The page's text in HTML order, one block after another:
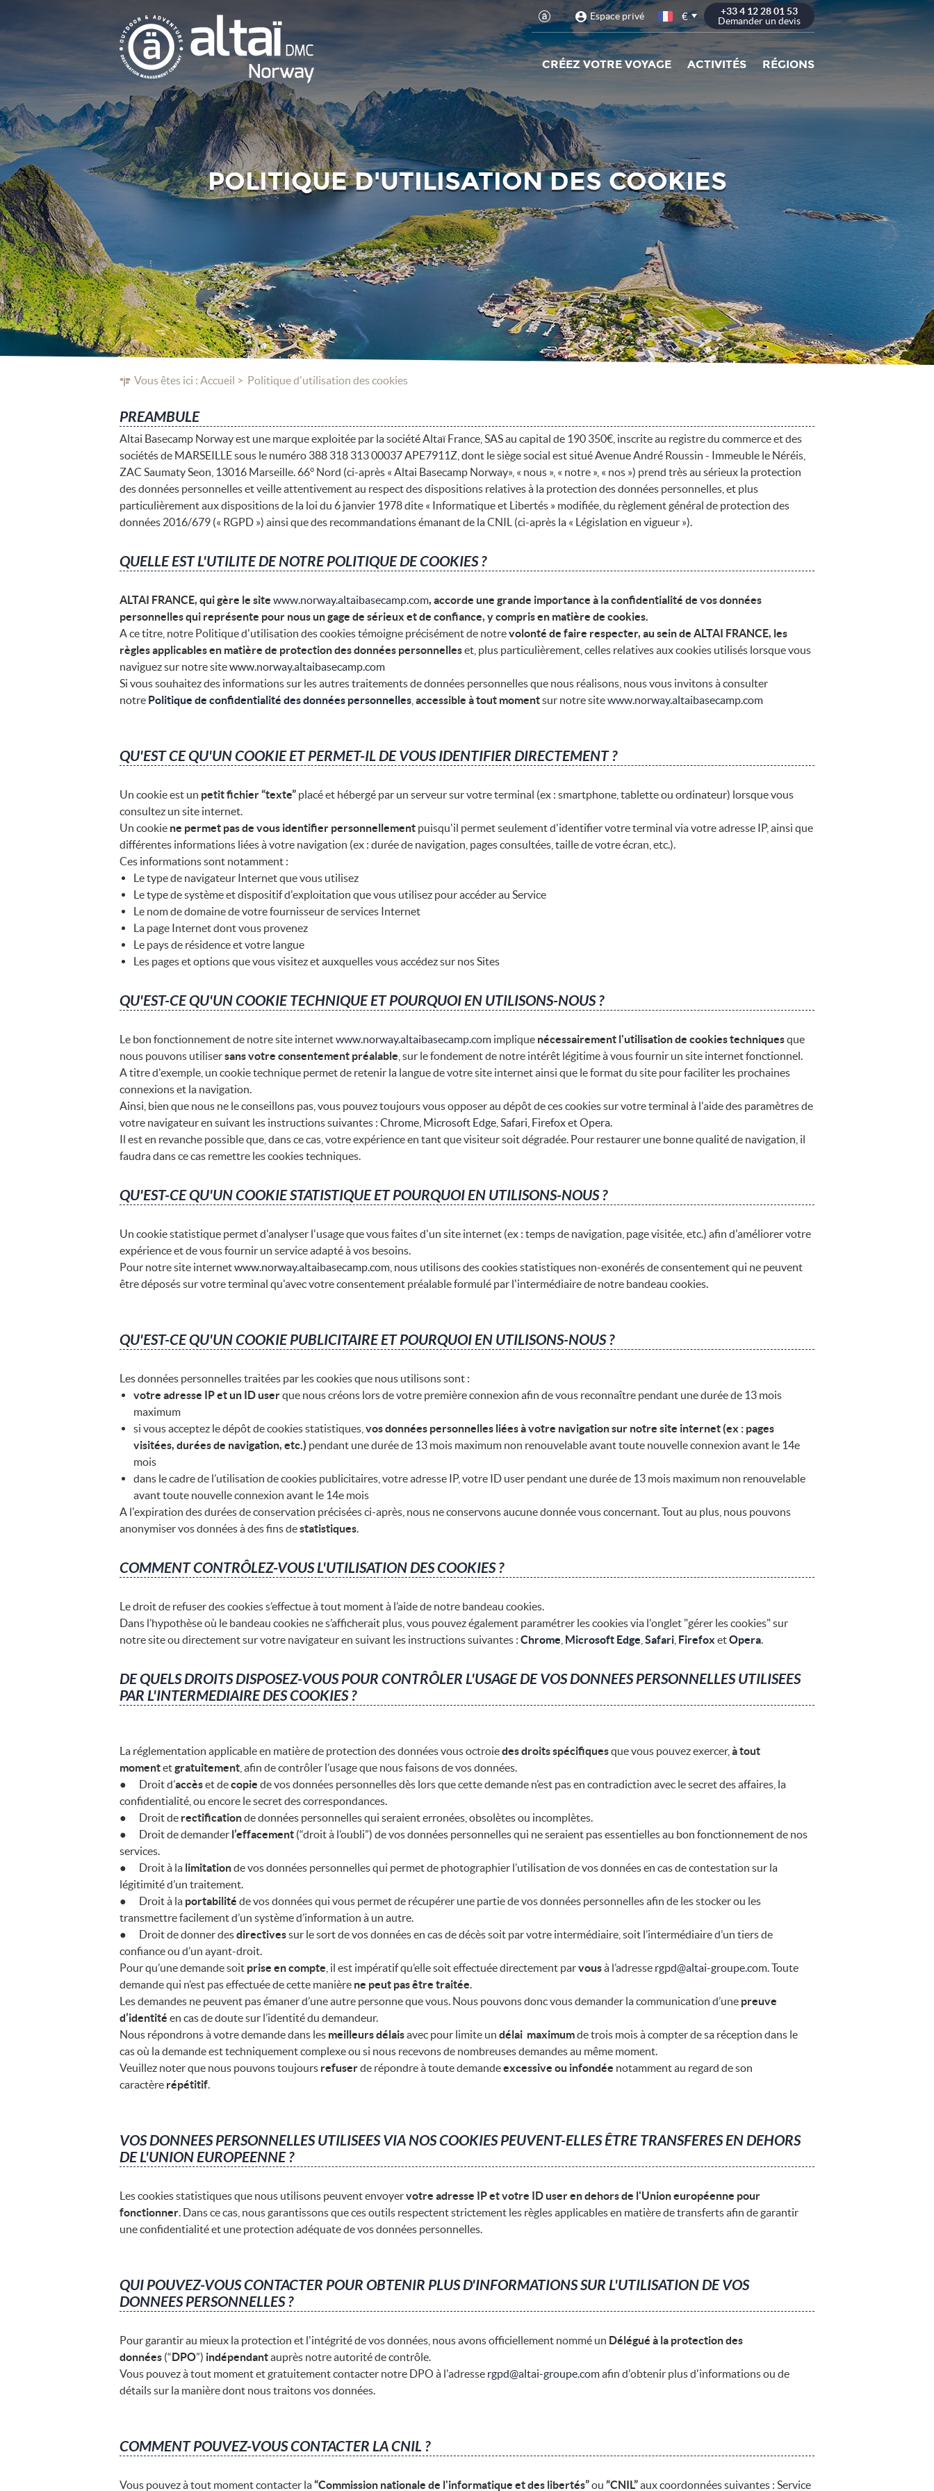
Espace privé €
+33 4 12 28 01 53
Demander un devis
CRÉEZ VOTRE VOYAGE ACTIVITÉS RÉGIONS
Vous êtes ici : Accueil Politique d'utilisation des cookies
POLITIQUE D'UTILISATION DES COOKIES
PREAMBULE
Altai Basecamp Norway est une marque exploitée par la société Altaï France, SAS au capital de 190 350€, inscrite au registre du commerce et des
sociétés de MARSEILLE sous le numéro 388 318 313 00037 APE7911Z, dont le siège social est situé Avenue André Roussin - Immeuble le Néréis,
ZAC Saumaty Seon, 13016 Marseille. 66° Nord (ci-après « Altai Basecamp Norway», « nous », « notre », « nos ») prend très au sérieux la protection
des données personnelles et veille attentivement au respect des dispositions relatives à la protection des données personnelles, et plus
particulièrement aux dispositions de la loi du 6 janvier 1978 dite « Informatique et Libertés » modifiée, du règlement général de protection des
données 2016/679 (« RGPD ») ainsi que des recommandations émanant de la CNIL (ci-après la « Législation en vigueur »).
QUELLE EST L'UTILITE DE NOTRE POLITIQUE DE COOKIES ?
ALTAI FRANCE, qui gère le site www.norway.altaibasecamp.com, accorde une grande importance à la confidentialité de vos données
personnelles qui représente pour nous un gage de sérieux et de confiance, y compris en matière de cookies.
A ce titre, notre Politique d'utilisation des cookies témoigne précisément de notrevolonté de faire respecter, au sein de ALTAI FRANCE, les
règles applicables en matière de protection des données personnelleset, plus particulièrement, celles relatives aux cookies utilisés lorsque vous
naviguez sur notre sitewww.norway.altaibasecamp.com
Si vous souhaitez des informations sur les autres traitements de données personnelles que nous réalisons, nous vous invitons à consulter
notre Politique de confidentialité des données personnelles accessible à tout momentsur notre sitewww.norway.altaibasecamp.com
QU'EST CE QU'UN COOKIE ET PERMET-IL DE VOUS IDENTIFIER DIRECTEMENT ?
Un cookie est un petit fichier “texte” placé et hébergé par un serveur sur votre terminal (ex : smartphone, tablette ou ordinateur) lorsque vous
consultez un site internet.
Un cookie ne permet pas de vous identifier personnellement puisqu'il permet seulement d'identifier votre terminal via votre adresse IP, ainsi que
différentes informations liées à votre navigation (ex : durée de navigation, pages consultées, taille de votre écran, etc.).
Ces informations sont notamment :
Le type de navigateur Internet que vous utilisez
Le type de système et dispositif d'exploitation que vous utilisez pour accéder au Service
Le nom de domaine de votre fournisseur de services Internet
La page Internet dont vous provenez
Le pays de résidence et votre langue
Les pages et options que vous visitez et auxquelles vous accédez sur nos Sites
QU'EST-CE QU'UN COOKIE TECHNIQUE ET POURQUOI EN UTILISONS-NOUS ?
Le bon fonctionnement de notre site internetwww.norway.altaibasecamp.com implique nécessairement l'utilisation de cookies techniquesque
nous pouvons utilisersans votre consentement préalable , sur le fondement de notre intérêt légitime à vous fournir un site internet fonctionnel.
A titre d'exemple, un cookie technique permet de retenir la langue de votre site internet ainsi que le format du site pour faciliter les prochaines
connexions et la navigation.
Ainsi, bien que nous ne le conseillons pas, vous pouvez toujours vous opposer au dépôt de ces cookies sur votre terminal à l'aide des paramètres de
votre navigateur en suivant les instructions suivantes : Chrome Microsoft Edge Safari FirefoxetOpera.
Il est en revanche possible que, dans ce cas, votre expérience en tant que visiteur soit dégradée. Pour restaurer une bonne qualité de navigation, il
faudra dans ce cas remettre les cookies techniques.
QU'EST-CE QU'UN COOKIE STATISTIQUE ET POURQUOI EN UTILISONS-NOUS ?
Un cookie statistique permet d'analyser l'usage que vous faites d'un site internet (ex : temps de navigation, page visitée, etc.) afin d'améliorer votre
expérience et de vous fournir un service adapté à vos besoins.
Pour notre site internetwww.norway.altaibasecamp.com , nous utilisons des cookies statistiques non-exonérés de consentement qui ne peuvent
être déposés sur votre terminal qu'avec votre consentement préalable formulé par l'intermédiaire de notre bandeau cookies.
QU'EST-CE QU'UN COOKIE PUBLICITAIRE ET POURQUOI EN UTILISONS-NOUS ?
Les données personnelles traitées par les cookies que nous utilisons sont :
votre adresse IP et un ID userque nous créons lors de votre première connexion afin de vous reconnaître pendant une durée de 13 mois
maximum
si vous acceptez le dépôt de cookies statistiques, vos données personnelles liées à votre navigation sur notre site internet (ex : pages
visitées, durées de navigation, etc.) pendant une durée de 13 mois maximum non renouvelable avant toute nouvelle connexion avant le 14e
mois
dans le cadre de l’utilisation de cookies publicitaires, votre adresse IP, votre ID user pendant une durée de 13 mois maximum non renouvelable
avant toute nouvelle connexion avant le 14e mois
A l'expiration des durées de conservation précisées ci-après, nous ne conservons aucune donnée vous concernant. Tout au plus, nous pouvons
anonymiser vos données à des fins destatistiques.
COMMENT CONTRÔLEZ-VOUS L'UTILISATION DES COOKIES ?
Le droit de refuser des cookies s’effectue à tout moment à l’aide de notre bandeau cookies.
Dans l’hypothèse où le bandeau cookies ne s’afficherait plus, vous pouvez également paramétrer les cookies via l'onglet "gérer les cookies" sur
notre site ou directement sur votre navigateur en suivant les instructions suivantes : Chrome Microsoft Edge Safari Firefox etOpera.
DE QUELS DROITS DISPOSEZ-VOUS POUR CONTRÔLER L'USAGE DE VOS DONNEES PERSONNELLES UTILISEES
PAR L'INTERMEDIAIRE DES COOKIES ?
La réglementation applicable en matière de protection des données vous octroiedes droits spécifiquesque vous pouvez exercer, à tout
momentetgratuitement , afin de contrôler l’usage que nous faisons de vos données.
● Droit d’accèset decopie de vos données personnelles dès lors que cette demande n’est pas en contradiction avec le secret des affaires, la
confidentialité, ou encore le secret des correspondances.
● Droit de rectificationde données personnelles qui seraient erronées, obsolètes ou incomplètes.
● Droit de demander l’effacement (“droit à l’oubli”) de vos données personnelles qui ne seraient pas essentielles au bon fonctionnement de nos
services.
● Droit à la limitationde vos données personnelles qui permet de photographier l’utilisation de vos données en cas de contestation sur la
légitimité d’un traitement.
● Droit à la portabilité de vos données qui vous permet de récupérer une partie de vos données personnelles afin de les stocker ou les
transmettre facilement d’un système d’information à un autre.
● Droit de donner desdirectivessur le sort de vos données en cas de décès soit par votre intermédiaire, soit l’intermédiaire d’un tiers de
confiance ou d’un ayant-droit.
Pour qu’une demande soit prise en compte , il est impératif qu’elle soit effectuée directement parvousà l’adresse rgpd@altai-groupe.com. Toute
demande qui n’est pas effectuée de cette manière ne peut pas être traitée.
Les demandes ne peuvent pas émaner d’une autre personne que vous. Nous pouvons donc vous demander la communication d’une preuve
d’identité en cas de doute sur l’identité du demandeur.
Nous répondrons à votre demande dans les meilleurs délaisavec pour limite un délai maximumde trois mois à compter de sa réception dans le
cas où la demande est techniquement complexe ou si nous recevons de nombreuses demandes au même moment.
Veuillez noter que nous pouvons toujours refuserde répondre à toute demandeexcessive ou infondée notamment au regard de son
caractère répétitif.
VOS DONNEES PERSONNELLES UTILISEES VIA NOS COOKIES PEUVENT-ELLES ÊTRE TRANSFERES EN DEHORS
DE L'UNION EUROPEENNE ?
Les cookies statistiques que nous utilisons peuvent envoyervotre adresse IP et votre ID user en dehors de l'Union européenne pour
fonctionner. Dans ce cas, nous garantissons que ces outils respectent strictement les règles applicables en matière de transferts afin de garantir
une confidentialité et une protection adéquate de vos données personnelles.
QUI POUVEZ-VOUS CONTACTER POUR OBTENIR PLUS D'INFORMATIONS SUR L'UTILISATION DE VOS
DONNEES PERSONNELLES ?
Pour garantir au mieux la protection et l'intégrité de vos données, nous avons officiellement nommé un Délégué à la protection des
données (“DPO”) indépendantauprès notre autorité de contrôle.
Vous pouvez à tout moment et gratuitement contacter notre DPO à l'adresse rgpd@altai-groupe.comafin d'obtenir plus d'informations ou de
détails sur la manière dont nous traitons vos données.
COMMENT POUVEZ-VOUS CONTACTER LA CNIL ?
Vous pouvez à tout moment contacter la“Commission nationale de l'informatique et des libertés”ou “CNIL”aux coordonnées suivantes : Service